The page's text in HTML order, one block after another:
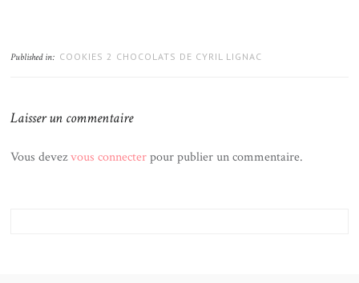
Published in: COOKIES 2 CHOCOLATS DE CYRIL LIGNAC
Laisser un commentaire
Vous devezvous connecterpour publier un commentaire.